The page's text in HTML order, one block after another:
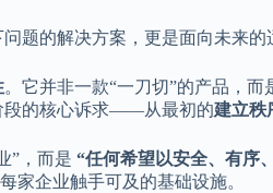
题的解决方案，更是面向未来的
。它并非一款“一刀切”的产品，
段的核心诉求——从最初的建立秩
”，而是 “任何希望以安全、有序
家企业触手可及的基础设施。